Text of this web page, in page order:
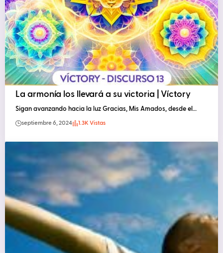
La armonía los llevará a su victoria | Víctory
Sigan avanzando hacia la luz Gracias, Mis Amados, desde el…
septiembre 6, 2024 1.3K Vistas